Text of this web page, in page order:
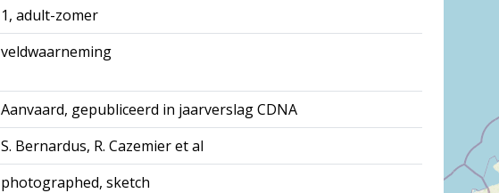
1, adult-zomer
veldwaarneming
Aanvaard, gepubliceerd in jaarverslag CDNA
S. Bernardus, R. Cazemier et al
photographed, sketch